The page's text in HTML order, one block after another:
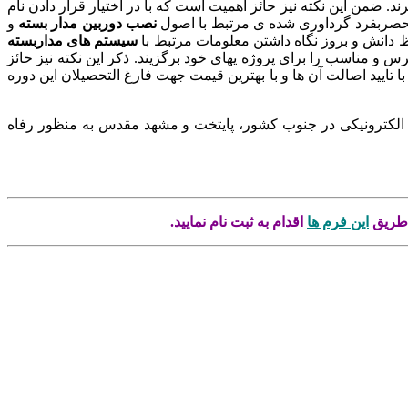
ضمن این نکته نیز حائز اهمیت است که با در اختیار قرار دادن نام
گرداوری شده ی مرتبط با اصولنصب دوربین مدار بسته و
دانش و بروز نگاه داشتن معلومات مرتبط با سیستم های مداربسته
و مناسب را برای پروژه یهای خود برگزیند. ذکر این نکته نیز حائز
تایید اصالت آن ها و با بهترین قیمت جهت فارغ التحصیلان این دوره
در جنوب کشور، پایتخت و مشهد مقدس به منظور رفاه
طریق این فرم ها اقدام به ثبت نام نمایید.